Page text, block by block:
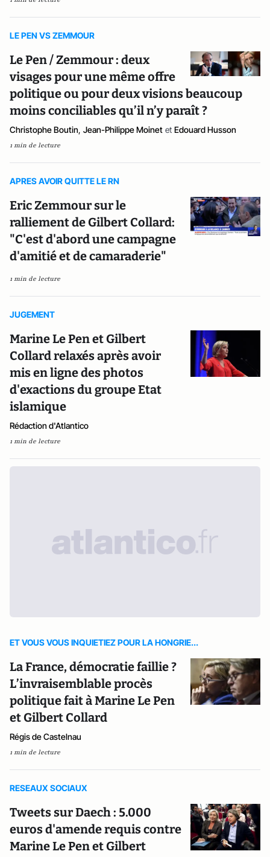
LE PEN VS ZEMMOUR
Le Pen / Zemmour : deux
visages pour une même offre
politique ou pour deux visions beaucoup
moins conciliables qu’il n’y paraît ?
Christophe Boutin, Jean-Philippe Moinet et Edouard Husson
1 min de lecture
APRES AVOIR QUITTE LE RN
Eric Zemmour sur le
ralliement de Gilbert Collard:
"C'est d'abord une campagne
d'amitié et de camaraderie"
1 min de lecture
JUGEMENT
Marine Le Pen et Gilbert
Collard relaxés après avoir
mis en ligne des photos
d'exactions du groupe Etat
islamique
Rédaction d'Atlantico
1 min de lecture
ET VOUS VOUS INQUIETIEZ POUR LA HONGRIE...
La France, démocratie faillie ?
L’invraisemblable procès
politique fait à Marine Le Pen
et Gilbert Collard
Régis de Castelnau
1 min de lecture
RESEAUX SOCIAUX
Tweets sur Daech : 5.000
euros d'amende requis contre
Marine Le Pen et Gilbert